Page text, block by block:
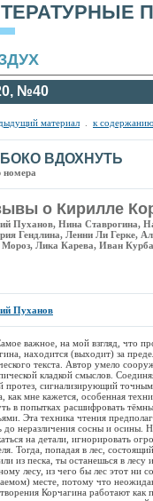
№40
материал к
ВДОХНУТЬ
номера
о Кирилле
Пуханов, Нина Ставрогина,
Гендлина, Ленни Ли Герке,
Лика Карева, Иван
Пуханов
важное, на мой взгляд, что
находится (выходит) за
текста. Автор умело
кладкой смыслов.
протез, сигнализирующий
как мне кажется, особенная
в попытках расшифровать
Эта техника чтения
до неразличения сосны и осины.
на детали, игнорировать
Тогда, попадая в лес,
из песка, ты останешься в
лесу, из чего бы лес этот ни
месте, потому что
Корчагина работают